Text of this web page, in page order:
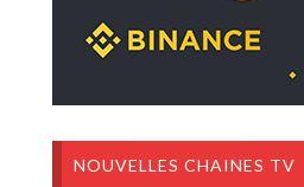
NOUVELLES CHAINES TV